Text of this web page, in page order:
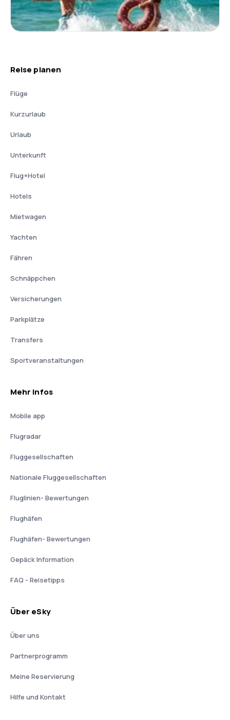
Reise planen
Flüge
Kurzurlaub
Urlaub
Unterkunft
Flug+Hotel
Hotels
Mietwagen
Yachten
Fähren
Schnäppchen
Versicherungen
Parkplätze
Transfers
Sportveranstaltungen
Mehr Infos
Mobile app
Flugradar
Fluggesellschaften
Nationale Fluggesellschaften
Fluglinien- Bewertungen
Flughäfen
Flughäfen- Bewertungen
Gepäck Information
FAQ - Reisetipps
Über eSky
Über uns
Partnerprogramm
Meine Reservierung
Hilfe und Kontakt